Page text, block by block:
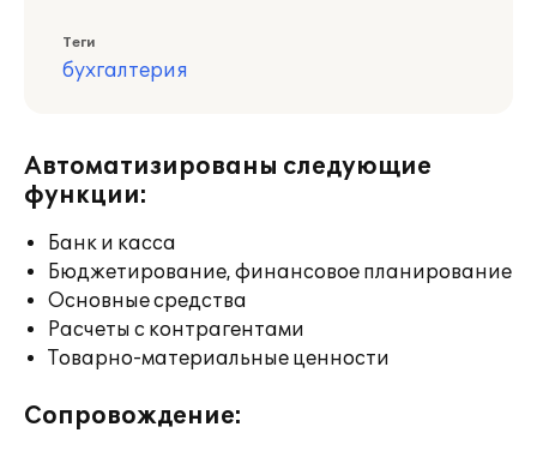
Теги
бухгалтерия
Автоматизированы следующие
функции:
Банк и касса
Бюджетирование, финансовое планирование
Основные средства
Расчеты с контрагентами
Товарно-материальные ценности
Сопровождение: